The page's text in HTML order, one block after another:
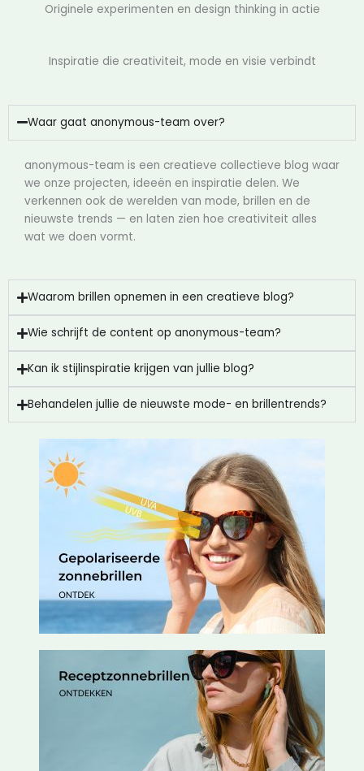
Originele experimenten en design thinking in actie
Inspiratie die creativiteit, mode en visie verbindt
Waar gaat anonymous-team over?
anonymous-team is een creatieve collectieve blog waar
we onze projecten, ideeën en inspiratie delen. We
verkennen ook de werelden van mode, brillen en de
nieuwste trends — en laten zien hoe creativiteit alles
wat we doen vormt.
Waarom brillen opnemen in een creatieve blog?
Wie schrijft de content op anonymous-team?
Kan ik stijlinspiratie krijgen van jullie blog?
Behandelen jullie de nieuwste mode- en brillentrends?